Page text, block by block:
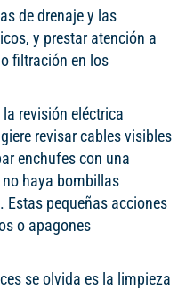
de drenaje y las
y prestar atención a
filtración en los
revisión eléctrica
revisar cables visibles
enchufes con una
no haya bombillas
pequeñas acciones
o apagones
se olvida es la limpieza